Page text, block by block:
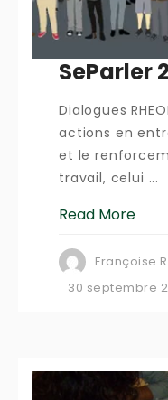
SeParler
Dialogues
actions en
et le
travail, celui ...
Read More
Françoise
30 septembre